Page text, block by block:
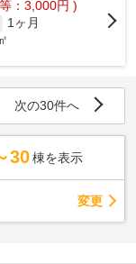
：3,000円 )
1ヶ月
次の30件へ
30 棟を表示
変更